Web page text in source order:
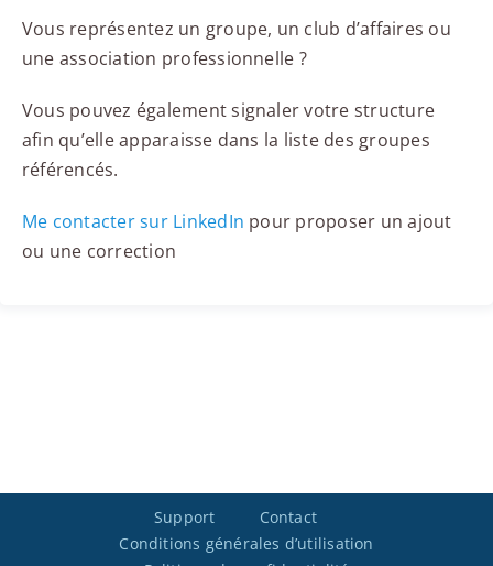
Vous représentez un groupe, un club d’affaires ou
une association professionnelle ?
Vous pouvez également signaler votre structure
afin qu’elle apparaisse dans la liste des groupes
référencés.
Me contacter sur LinkedIn pour proposer un ajout
ou une correction
Support
Contact
Conditions générales d’utilisation